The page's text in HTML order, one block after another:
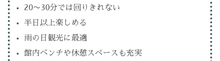
20〜30分では回りきれない
半日以上楽しめる
雨の日観光に最適
館内ベンチや休憩スペースも充実